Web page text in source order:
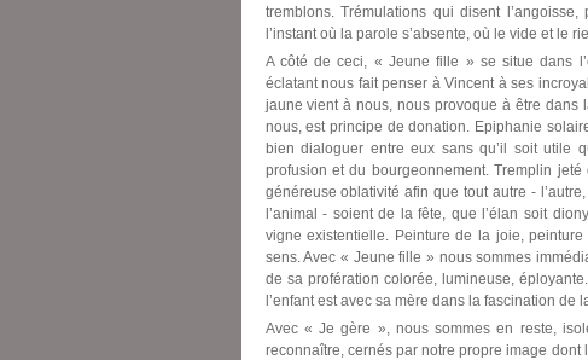
tremblons. Trémulations qui disent
l’instant où la parole s’absente, où le vide et le
A côté de ceci, « Jeune fille » se situe dans
éclatant nous fait penser à Vincent à ses
jaune vient à nous, nous provoque à être
nous, est principe de donation. Epiphanie
bien dialoguer entre eux sans qu’il soit utile
profusion et du bourgeonnement. Tremplin
généreuse oblativité afin que tout autre -
l’animal - soient de la fête, que l’élan soit
vigne existentielle. Peinture de la joie, peinture
sens. Avec « Jeune fille » nous sommes
de sa profération colorée, lumineuse,
l’enfant est avec sa mère dans la fascination de
Avec « Je gère », nous sommes en reste,
reconnaître, cernés par notre propre image